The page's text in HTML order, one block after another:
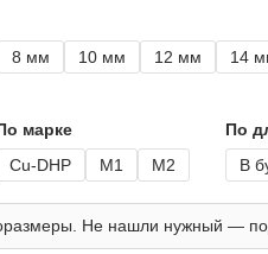
8 мм 10 мм 12 мм 14
марке
Cu-DHP
М1 М2
По
В
Не нашли нужный —